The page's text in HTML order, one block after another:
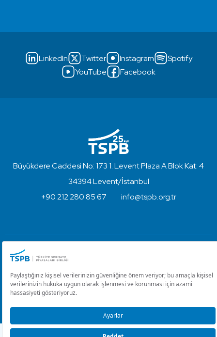
LinkedIn Twitter Instagram
Spotify
YouTube
Facebook
Büyükdere Caddesi No: 173 1. Levent Plaza A Blok Kat: 4
34394 Levent/İstanbul
+90 212 280 85 67
info@tspb.org.tr
Kullanım Koşulları ve Gizlilik
Çerez Ayarlarını Düzenle